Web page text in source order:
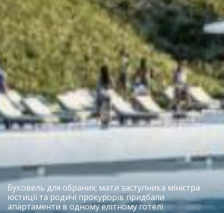
Буковель для обраних: мати заступника міністра
юстиції та родичі прокурорів придбали
апартаменти в одному елітному готелі